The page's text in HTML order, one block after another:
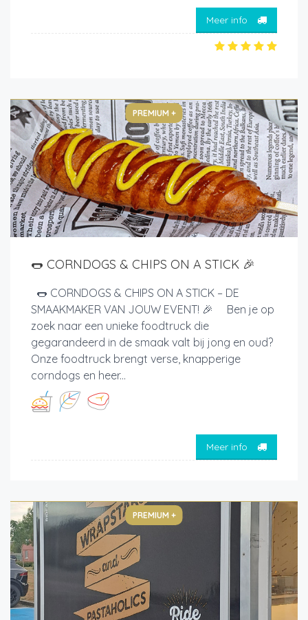
Meer info
PREMIUM +
🌭 CORNDOGS & CHIPS ON A STICK 🎉
🌭 CORNDOGS & CHIPS ON A STICK – DE
SMAAKMAKER VAN JOUW EVENT! 🎉 Ben je op
zoek naar een unieke foodtruck die
gegarandeerd in de smaak valt bij jong en oud?
Onze foodtruck brengt verse, knapperige
corndogs en heer...
Meer info
PREMIUM +